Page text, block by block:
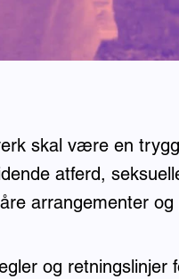
skal være en
atferd,
arrangementer
og retningslinjer